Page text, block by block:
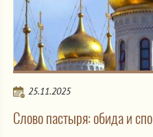
25.11.2025
Слово пастыря: обида и